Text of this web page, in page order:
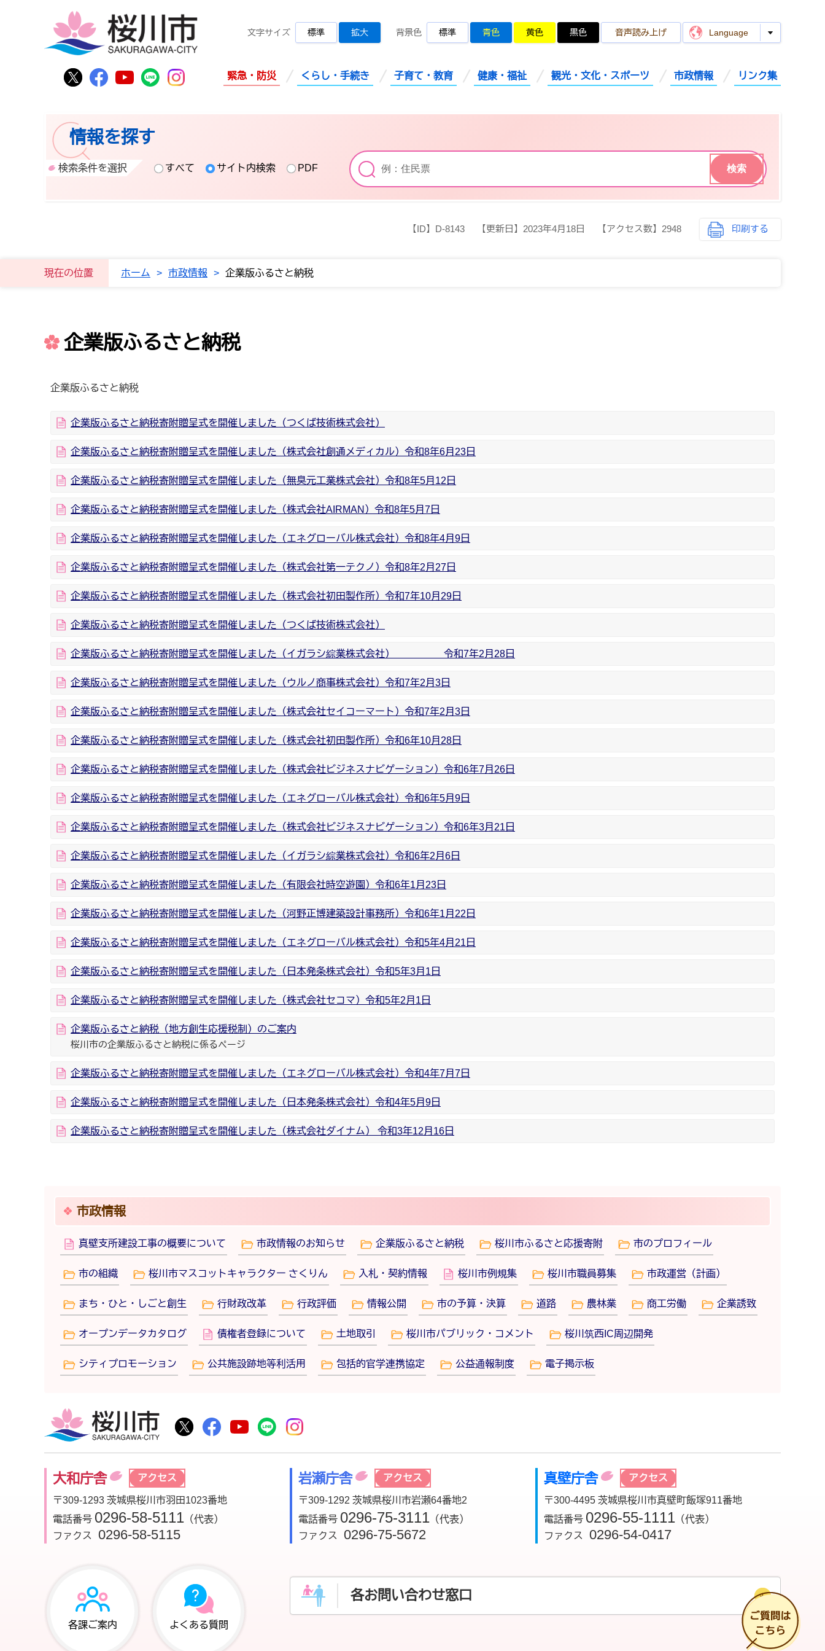
桜川市公式Twitter
桜川市公式Facebook
桜川市公式YouTube
桜川市公式LINE
Instagram
文字サイズ 標準 拡大 背景色 標準 青色 黄色 黒色 音声読み上げ Language
緊急・防災 くらし・手続き 子育て・教育 健康・福祉 観光・文化・スポーツ 市政情報 リンク集
情報を探す
検索条件を選択 すべて サイト内検索 PDF
【ID】 D-8143 【更新日】 2023年4月18日 【アクセス数】 2948 印刷する
現在の位置 ホーム > 市政情報 > 企業版ふるさと納税
企業版ふるさと納税
企業版ふるさと納税
企業版ふるさと納税寄附贈呈式を開催しました（つくば技術株式会社）
企業版ふるさと納税寄附贈呈式を開催しました（株式会社創通メディカル）令和8年6月23日
企業版ふるさと納税寄附贈呈式を開催しました（無臭元工業株式会社）令和8年5月12日
企業版ふるさと納税寄附贈呈式を開催しました（株式会社AIRMAN）令和8年5月7日
企業版ふるさと納税寄附贈呈式を開催しました（エネグローバル株式会社）令和8年4月9日
企業版ふるさと納税寄附贈呈式を開催しました（株式会社第一テクノ）令和8年2月27日
企業版ふるさと納税寄附贈呈式を開催しました（株式会社初田製作所）令和7年10月29日
企業版ふるさと納税寄附贈呈式を開催しました（つくば技術株式会社）
企業版ふるさと納税寄附贈呈式を開催しました（イガラシ綜業株式会社） 令和7年2月28日
企業版ふるさと納税寄附贈呈式を開催しました（ウルノ商事株式会社）令和7年2月3日
企業版ふるさと納税寄附贈呈式を開催しました（株式会社セイコーマート）令和7年2月3日
企業版ふるさと納税寄附贈呈式を開催しました（株式会社初田製作所）令和6年10月28日
企業版ふるさと納税寄附贈呈式を開催しました（株式会社ビジネスナビゲーション）令和6年7月26日
企業版ふるさと納税寄附贈呈式を開催しました（エネグローバル株式会社）令和6年5月9日
企業版ふるさと納税寄附贈呈式を開催しました（株式会社ビジネスナビゲーション）令和6年3月21日
企業版ふるさと納税寄附贈呈式を開催しました（イガラシ綜業株式会社）令和6年2月6日
企業版ふるさと納税寄附贈呈式を開催しました（有限会社時空遊園）令和6年1月23日
企業版ふるさと納税寄附贈呈式を開催しました（河野正博建築設計事務所）令和6年1月22日
企業版ふるさと納税寄附贈呈式を開催しました（エネグローバル株式会社）令和5年4月21日
企業版ふるさと納税寄附贈呈式を開催しました（日本発条株式会社）令和5年3月1日
企業版ふるさと納税寄附贈呈式を開催しました（株式会社セコマ）令和5年2月1日
企業版ふるさと納税（地方創生応援税制）のご案内
桜川市の企業版ふるさと納税に係るページ
企業版ふるさと納税寄附贈呈式を開催しました（エネグローバル株式会社）令和4年7月7日
企業版ふるさと納税寄附贈呈式を開催しました（日本発条株式会社）令和4年5月9日
企業版ふるさと納税寄附贈呈式を開催しました（株式会社ダイナム） 令和3年12月16日
市政情報
真壁支所建設工事の概要について 市政情報のお知らせ 企業版ふるさと納税 桜川市ふるさと応援寄附 市のプロフィール
市の組織 桜川市マスコットキャラクター さくりん 入札・契約情報 桜川市例規集 桜川市職員募集 市政運営（計画）
まち・ひと・しごと創生 行財政改革 行政評価 情報公開 市の予算・決算 道路 農林業 商工労働 企業誘致
オープンデータカタログ 債権者登録について 土地取引 桜川市パブリック・コメント 桜川筑西IC周辺開発
シティプロモーション 公共施設跡地等利活用 包括的官学連携協定 公益通報制度 電子掲示板
桜川市公式Twitter
桜川市公式Facebook
桜川市公式YouTube
桜川市公式LINE
大和庁舎 アクセス
〒309-1293 茨城県桜川市羽田1023番地
電話番号 0296-58-5111 （代表）
ファクス
0296-58-5115
岩瀬庁舎 アクセス
〒309-1292 茨城県桜川市岩瀬64番地2
電話番号 0296-75-3111 （代表）
ファクス
0296-75-5672
真壁庁舎 アクセス
〒300-4495 茨城県桜川市真壁町飯塚911番地
電話番号 0296-55-1111 （代表）
ファクス
0296-54-0417
各課ご案内 よくある質問
各お問い合わせ窓口